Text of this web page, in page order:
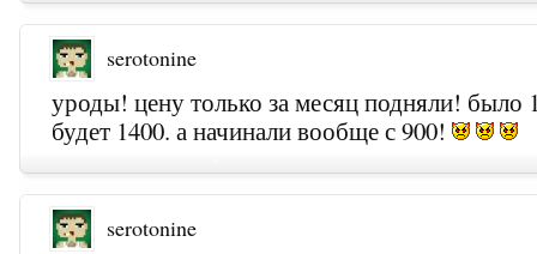
serotonine
уроды! цену только за месяц подняли! было
будет 1400. а начинали вообще с 900!
serotonine